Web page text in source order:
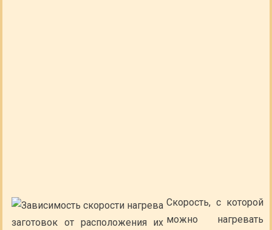
Скорость, с которой
можно нагревать